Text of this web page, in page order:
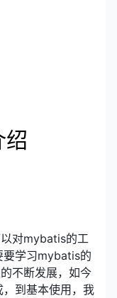
对mybatis的工
要学习mybatis的
不断发展，如今
到基本使用，我